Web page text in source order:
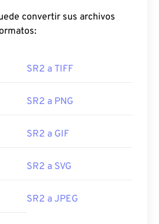
convertir sus archivos
SR2 a TIFF
SR2 a PNG
SR2 a GIF
SR2 a SVG
SR2 a JPEG